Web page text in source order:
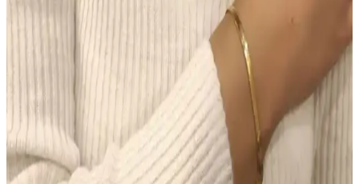
Morfose kahve renkli kuru şampuan, doğal görünüm ve hacim
sağlar, saç derisini temiz tutar, kullanım kolaylığı sunar ve renk
uyumu sağlar. Ancak, yoğun renk ve kalıcılık konusunda dikkatli
Makyajda Doğru Ürün Seçimi ve Uygulama
Teknikleri ile Kalıcı ve Doğal Görünüm Sağlama
Makyajda doğru ürün seçimi ve uygulama teknikleri, doğal ve kalıcı
bir görünüm için kritik öneme sahiptir. Tonlu nemlendiriciden suya
dayanıklı göz kalemine kadar ürünlerin işlevleri ve kullanımı
detaylıca ele alınmıştır.